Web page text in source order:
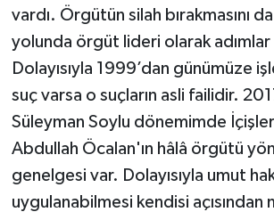
vardı. Örgütün silah bırakmasını
yolunda örgüt lideri olarak adımlar
Dolayısıyla 1999’dan günümüze
suç varsa o suçların asli failidir.
Süleyman Soylu dönemimde İçişleri
Abdullah Öcalan'ın hâlâ örgütü
genelgesi var. Dolayısıyla umut
uygulanabilmesi kendisi açısından